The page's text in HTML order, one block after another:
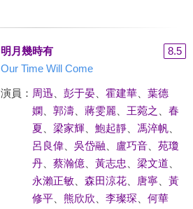
明月幾時有
8.5
Our Time Will Come
演員： 周迅 彭于晏、 霍建華、 葉德
嫻、 郭濤、 蔣雯麗 王菀之
春
夏
梁家輝、 鮑起靜、 馮淬帆、
呂良偉、 吳岱融 盧巧音、 苑瓊
丹、 蔡瀚億、 黃志忠 梁文道
永瀨正敏、 森田涼花、 唐寧、 黃
修平、 熊欣欣 李璨琛
何華